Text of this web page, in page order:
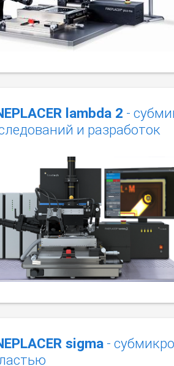
lambda 2 -
и разработок
sigma-